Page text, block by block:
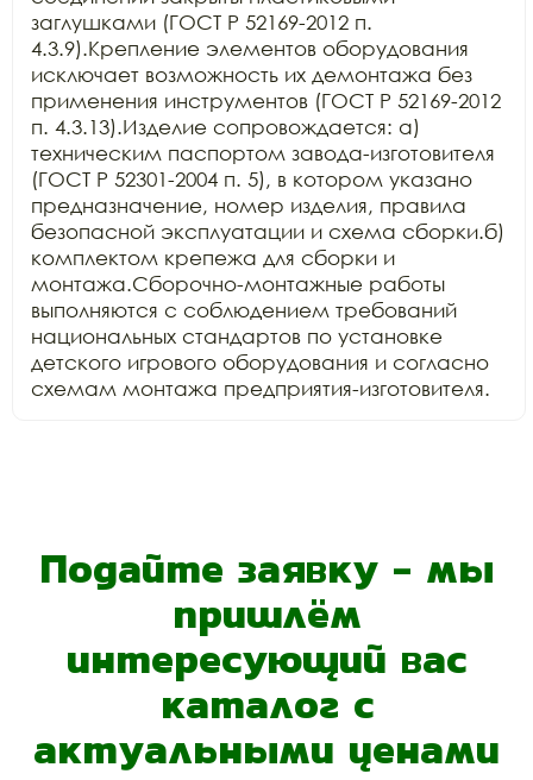
заглушками (ГОСТ Р 52169-2012 п.
4.3.9).Крепление элементов оборудования
исключает возможность их демонтажа без
применения инструментов (ГОСТ Р 52169-2012
п. 4.3.13).Изделие сопровождается: а)
техническим паспортом завода-изготовителя
(ГОСТ Р 52301-2004 п. 5), в котором указано
предназначение, номер изделия, правила
безопасной эксплуатации и схема сборки.б)
комплектом крепежа для сборки и
монтажа.Сборочно-монтажные работы
выполняются с соблюдением требований
национальных стандартов по установке
детского игрового оборудования и согласно
схемам монтажа предприятия-изготовителя.
Подайте заявку - мы
пришлём
интересующий вас
каталог с
актуальными ценами